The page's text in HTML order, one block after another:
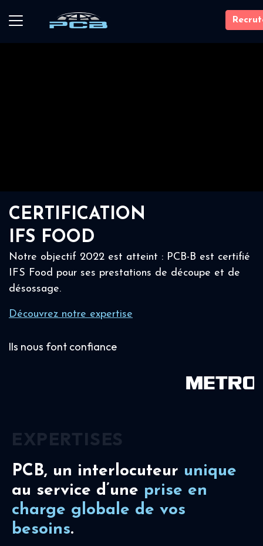
CERTIFICATION
IFS FOOD
Notre objectif 2022 est atteint : PCB-B est certifié
IFS Food pour ses prestations de découpe et de
désossage.
Découvrez notre expertise
Ils nous font confiance
PCB, un interlocuteur unique
au service d’une prise en
charge globale de vos
besoins.
EXPERTISES